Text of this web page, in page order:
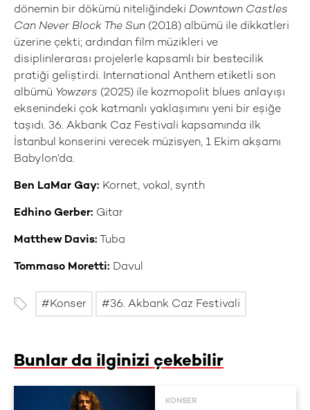
dönemin bir dökümü niteliğindeki Downtown Castles
Can Never Block The Sun (2018) albümü ile dikkatleri
üzerine çekti; ardından film müzikleri ve
disiplinlerarası projelerle kapsamlı bir bestecilik
pratiği geliştirdi. International Anthem etiketli son
albümü Yowzers (2025) ile kozmopolit blues anlayışı
eksenindeki çok katmanlı yaklaşımını yeni bir eşiğe
taşıdı. 36. Akbank Caz Festivali kapsamında ilk
İstanbul konserini verecek müzisyen, 1 Ekim akşamı
Babylon’da.
Ben LaMar Gay: Kornet, vokal, synth
Edhino Gerber: Gitar
Matthew Davis: Tuba
Tommaso Moretti: Davul
Konser 36. Akbank Caz Festivali
Bunlar da ilginizi çekebilir
KONSER